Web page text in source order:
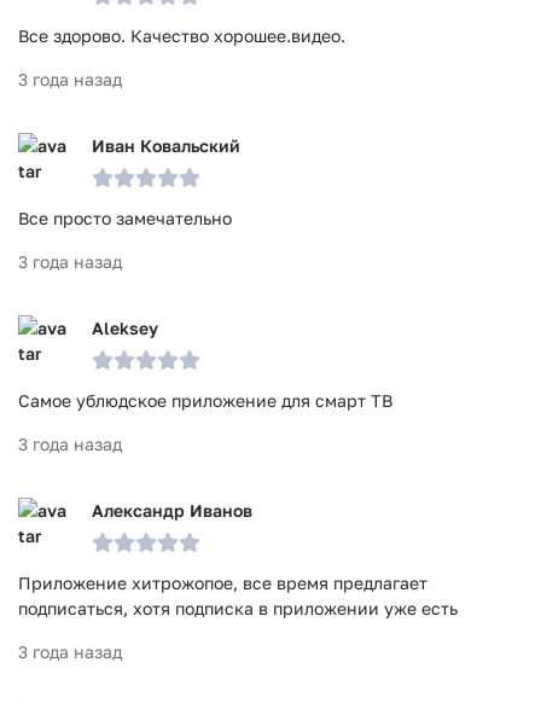
Все здорово. Качество хорошее.видео.
3 года назад
Иван Ковальский
Все просто замечательно
3 года назад
Aleksey
Самое ублюдское приложение для смарт ТВ
3 года назад
Александр Иванов
Приложение хитрожопое, все время предлагает
подписаться, хотя подписка в приложении уже есть
3 года назад